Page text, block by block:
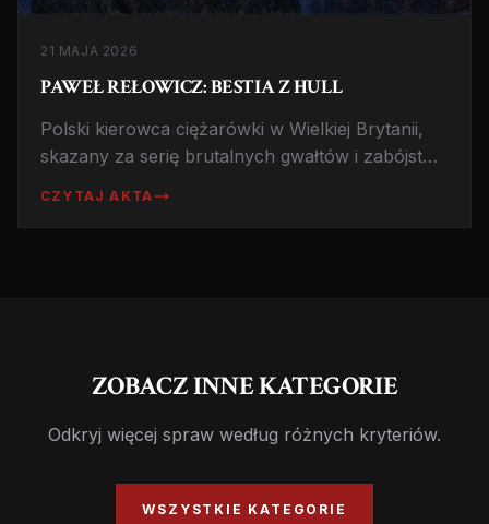
21 MAJA 2026
PAWEŁ REŁOWICZ: BESTIA Z HULL
Polski kierowca ciężarówki w Wielkiej Brytanii,
skazany za serię brutalnych gwałtów i zabójstwo
CZYTAJ AKTA
ZOBACZ INNE KATEGORIE
Odkryj więcej spraw według różnych kryteriów.
WSZYSTKIE KATEGORIE